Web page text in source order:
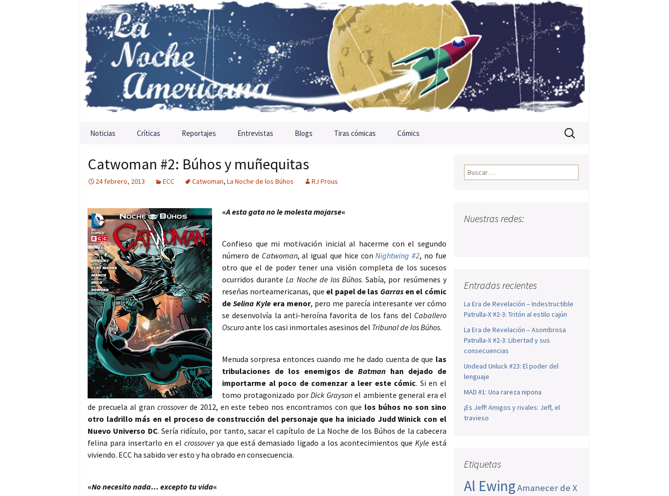
Saltar al contenido
Noticias Críticas Reportajes Entrevistas Blogs Tiras cómicas Cómics Buscar:
Catwoman #2: Búhos y muñequitas
24 febrero, 2013 ECC Catwoman, La Noche de los Búhos RJ Prous
«A esta gata no le molesta mojarse«
Confieso que mi motivación inicial al hacerme con el segundo
número de Catwoman, al igual que hice conNightwing #2, no fue
otro que el de poder tener una visión completa de los sucesos
ocurridos duranteLa Noche de los Búhos. Sabía, por resúmenes y
reseñas norteamericanas, que el papel de las Garras en el cómic
de Selina Kyleera menor, pero me parecía interesante ver cómo
se desenvolvía la anti-heroína favorita de los fans del Caballero
Oscuroante los casi inmortales asesinos del Tribunal de los Búhos.
Menuda sorpresa entonces cuando me he dado cuenta de que las
tribulaciones de los enemigos deBatman han dejado de
importarme al poco de comenzar a leer este cómic. Si en el
tomo protagonizado porDick Grayson el ambiente general era el
de precuela al gran crossoverde 2012, en este tebeo nos encontramos con que los búhos no son sino
otro ladrillo más en el proceso de construcción del personaje que ha iniciado Judd Winick con el
Nuevo Universo DC. Sería ridículo, por tanto, sacar el capítulo de La Noche de los Búhos de la cabecera
felina para insertarlo en elcrossoverya que está demasiado ligado a los acontecimientos queKyle está
viviendo. ECC ha sabido ver esto y ha obrado en consecuencia.
«No necesito nada… excepto tu vida«
Buscar:
Nuestras redes:
Entradas recientes
La Era de Revelación – Indestructible
Patrulla-X #2-3: Tritón al estilo cajún
La Era de Revelación – Asombrosa
Patrulla-X #2-3: Libertad y sus
consecuencias
Undead Unluck #23: El poder del
lenguaje
MAD #1: Una rareza nipona
¡Es Jeff! Amigos y rivales: Jeff, el
travieso
Etiquetas
Al EwingAmanecer de X